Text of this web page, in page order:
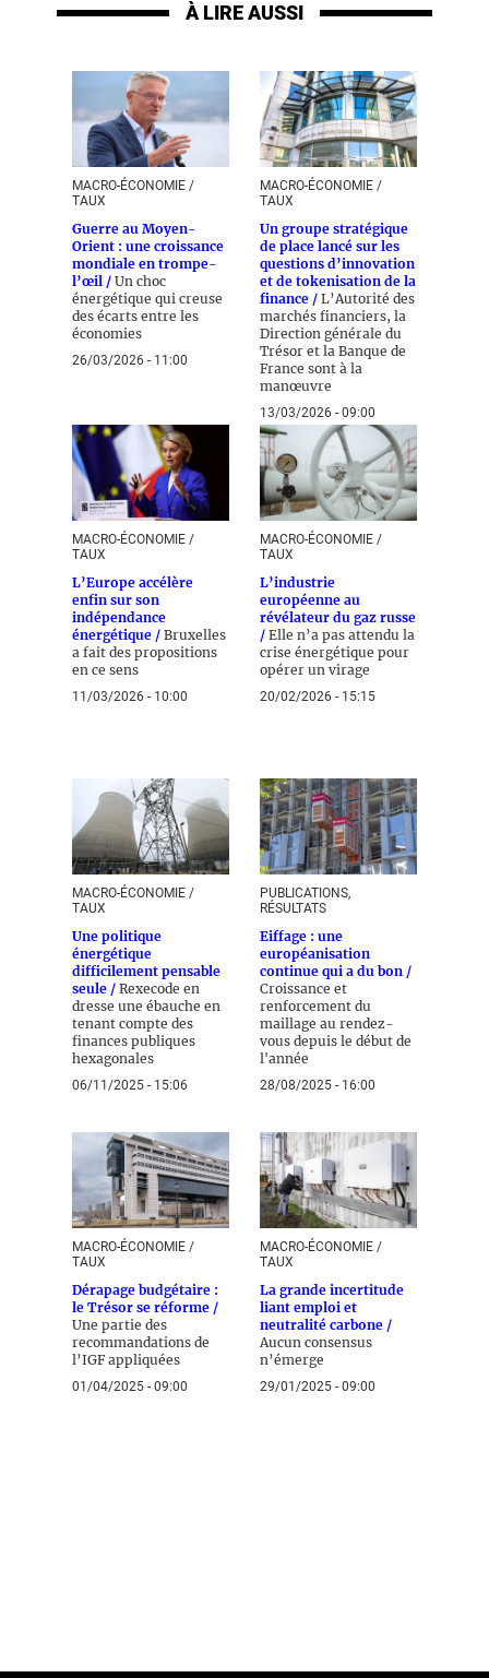
À LIRE AUSSI
MACRO-ÉCONOMIE /
TAUX
Guerre au Moyen-
Orient : une croissance
mondiale en trompe-
l’œil / Un choc
énergétique qui creuse
des écarts entre les
économies
26/03/2026 - 11:00
MACRO-ÉCONOMIE /
TAUX
Un groupe stratégique
de place lancé sur les
questions d’innovation
et de tokenisation de la
finance / L’Autorité des
marchés financiers, la
Direction générale du
Trésor et la Banque de
France sont à la
manœuvre
13/03/2026 - 09:00
MACRO-ÉCONOMIE /
TAUX
L’Europe accélère
enfin sur son
indépendance
énergétique / Bruxelles
a fait des propositions
en ce sens
11/03/2026 - 10:00
MACRO-ÉCONOMIE /
TAUX
L’industrie
européenne au
révélateur du gaz russe
/ Elle n’a pas attendu la
crise énergétique pour
opérer un virage
20/02/2026 - 15:15
MACRO-ÉCONOMIE /
TAUX
Une politique
énergétique
difficilement pensable
seule / Rexecode en
dresse une ébauche en
tenant compte des
finances publiques
hexagonales
06/11/2025 - 15:06
PUBLICATIONS,
RÉSULTATS
Eiffage : une
européanisation
continue qui a du bon /
Croissance et
renforcement du
maillage au rendez-
vous depuis le début de
l'année
28/08/2025 - 16:00
MACRO-ÉCONOMIE /
TAUX
Dérapage budgétaire :
le Trésor se réforme /
Une partie des
recommandations de
l’IGF appliquées
01/04/2025 - 09:00
MACRO-ÉCONOMIE /
TAUX
La grande incertitude
liant emploi et
neutralité carbone /
Aucun consensus
n’émerge
29/01/2025 - 09:00